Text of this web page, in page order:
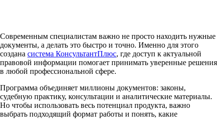
Современным специалистам важно не просто находить нужные
документы, а делать это быстро и точно. Именно для этого
создана система КонсультантПлюс, где доступ к актуальной
правовой информации помогает принимать уверенные решения
в любой профессиональной сфере.​
Программа объединяет миллионы документов: законы,
судебную практику, консультации и аналитические материалы.
Но чтобы использовать весь потенциал продукта, важно
выбрать подходящий формат работы и понять, какие